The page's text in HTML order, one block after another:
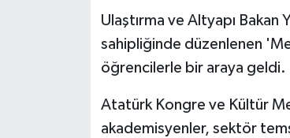
Ulaştırma ve Altyapı Bakan
sahipliğinde düzenlenen
öğrencilerle bir araya geldi.
Atatürk Kongre ve Kültür
akademisyenler, sektör
KÜLTÜR SANAT